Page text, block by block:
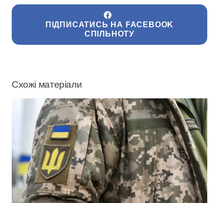
ПІДПИСАТИСЬ НА FACEBOOK
СПІЛЬНОТУ
Схожі матеріали